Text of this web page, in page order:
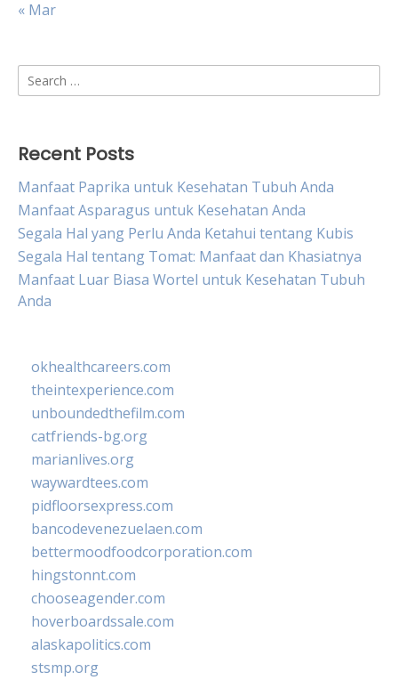
« Mar
Search
for:
Recent Posts
Manfaat Paprika untuk Kesehatan Tubuh Anda
Manfaat Asparagus untuk Kesehatan Anda
Segala Hal yang Perlu Anda Ketahui tentang Kubis
Segala Hal tentang Tomat: Manfaat dan Khasiatnya
Manfaat Luar Biasa Wortel untuk Kesehatan Tubuh
Anda
okhealthcareers.com
theintexperience.com
unboundedthefilm.com
catfriends-bg.org
marianlives.org
waywardtees.com
pidfloorsexpress.com
bancodevenezuelaen.com
bettermoodfoodcorporation.com
hingstonnt.com
chooseagender.com
hoverboardssale.com
alaskapolitics.com
stsmp.org